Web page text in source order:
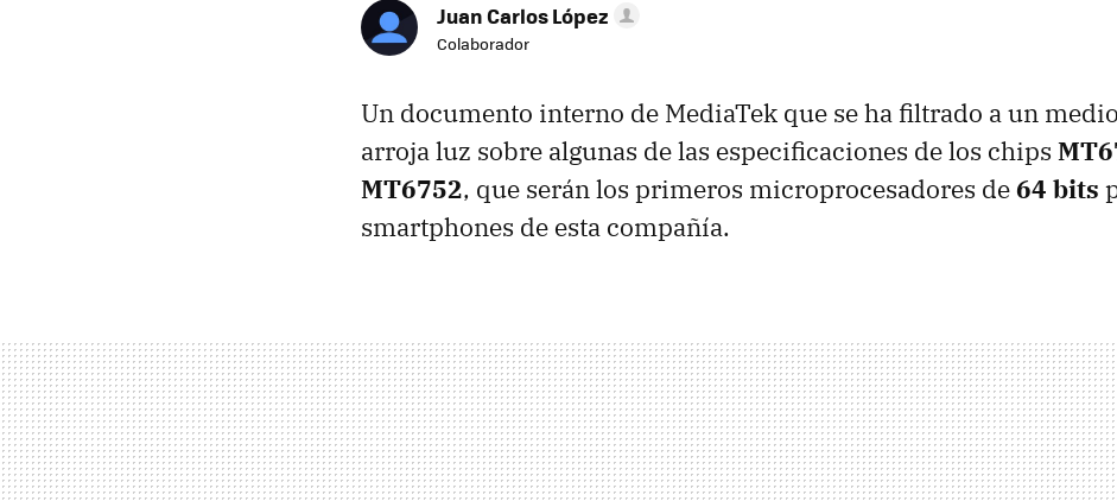
Juan Carlos López
Colaborador
Un documento interno de MediaTek que se ha filtrado a un
arroja luz sobre algunas de las especificaciones de los chips
MT6752, que serán los primeros microprocesadores de64 bits
smartphones de esta compañía.